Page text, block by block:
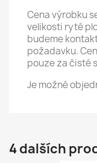
Cena výrobku
velikosti ryté
budeme
požadavku.
pouze za čisté
Je možné
4 dalších